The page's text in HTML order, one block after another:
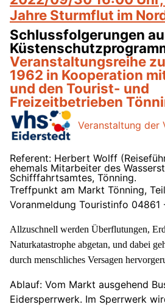
Jahre Sturmflut im
Schlussfolgerungen
Veranstaltungsreihe
1962 in Kooperation
und den Tourist- und
Freizeitbetrieben
Veranstaltung der
Referent: Herbert Wolff
ehemals Mitarbeiter des
Schifffahrtsamtes, Tönning.
Treffpunkt am Markt Tönning,
Voranmeldung Touristinfo 04861
Allzuschnell werden Überflutungen,
Naturkatastrophe abgetan, und dabei
durch menschliches Versagen
Ablauf: Vom Markt ausgehend
Eidersperrwerk. Im Sperrwerk